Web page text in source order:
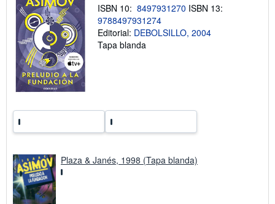
a
s
a
í
ISBN 10: 8497931270 ISBN 13:
9788497931274
Editorial: DEBOLSILLO, 2004
Tapa blanda
Plaza & Janés, 1998 (Tapa blanda)